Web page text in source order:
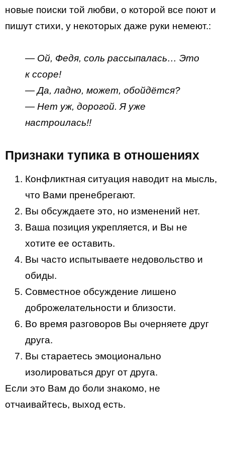
новые поиски той любви, о которой все поют и
пишут стихи, у некоторых даже руки немеют.:
— Ой, Федя, соль рассыпалась… Это
к ссоре!
— Да, ладно, может, обойдётся?
— Нет уж, дорогой. Я уже
настроилась!!
Признаки тупика в отношениях
Конфликтная ситуация наводит на мысль,
что Вами пренебрегают.
Вы обсуждаете это, но изменений нет.
Ваша позиция укрепляется, и Вы не
хотите ее оставить.
Вы часто испытываете недовольство и
обиды.
Совместное обсуждение лишено
доброжелательности и близости.
Во время разговоров Вы очерняете друг
друга.
Вы стараетесь эмоционально
изолироваться друг от друга.
Если это Вам до боли знакомо, не
отчаивайтесь, выход есть.